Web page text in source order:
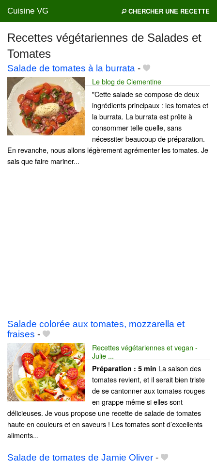
Cuisine VG CHERCHER UNE RECETTE
Recettes végétariennes de Salades et
Tomates
Salade de tomates à la burrata -
Le blog de Clementine
"Cette salade se compose de deux
ingrédients principaux : les tomates et
la burrata. La burrata est prête à
consommer telle quelle, sans
nécessiter beaucoup de préparation.
En revanche, nous allons légèrement agrémenter les tomates. Je
sais que faire mariner...
Salade colorée aux tomates, mozzarella et
fraises -
Recettes végétariennes et vegan -
Julie ...
Préparation : 5 min La saison des
tomates revient, et il serait bien triste
de se cantonner aux tomates rouges
en grappe même si elles sont
délicieuses. Je vous propose une recette de salade de tomates
haute en couleurs et en saveurs ! Les tomates sont d’excellents
aliments...
Salade de tomates de Jamie Oliver -